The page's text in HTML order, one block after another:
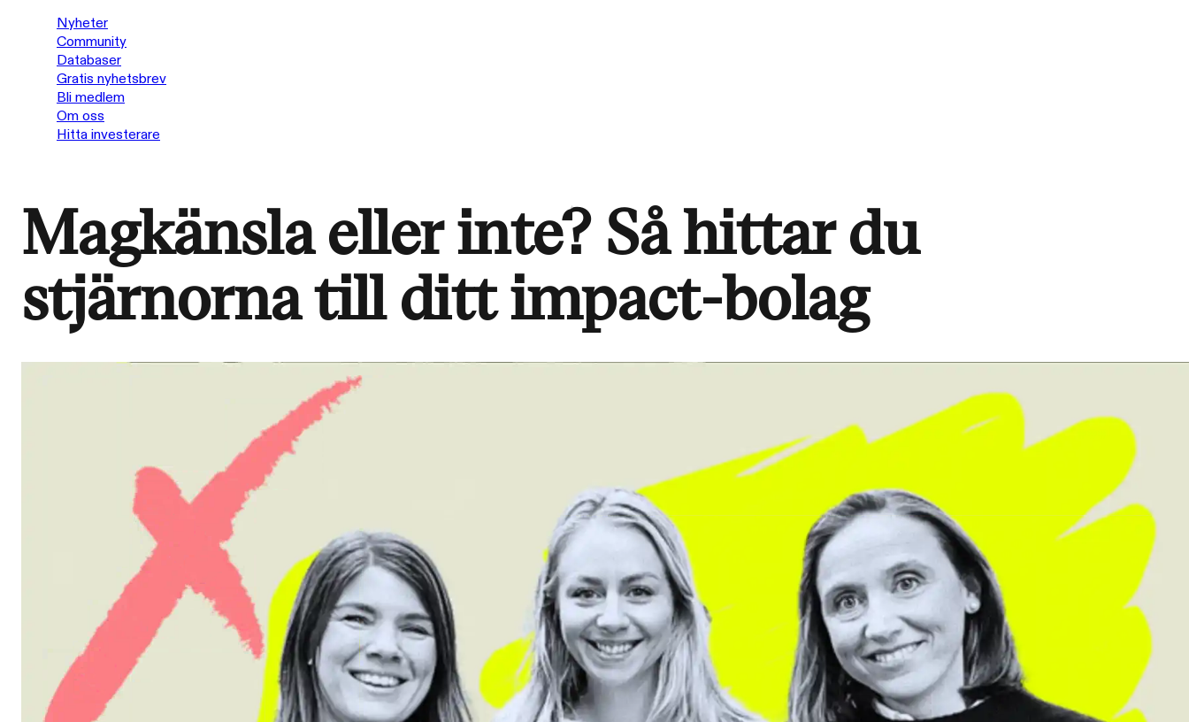
Nyheter
Community
Databaser
Gratis nyhetsbrev
Bli medlem
Om oss
Hitta investerare
Magkänsla eller inte? Så hittar du
stjärnorna till ditt impact-bolag